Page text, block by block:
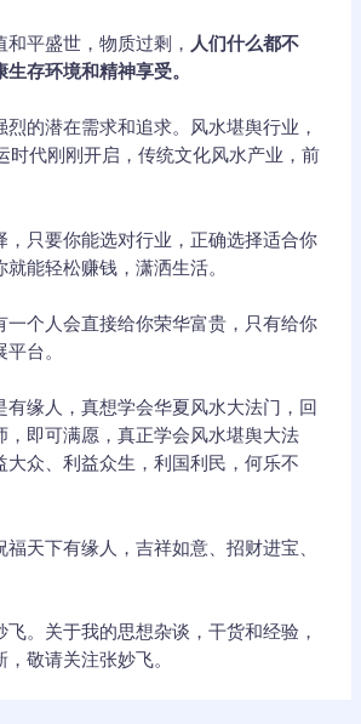
平盛世，物质过剩， 人们什么都不
存环境和精神享受。
的潜在需求和追求。风水堪舆行业，
时代刚刚开启，传统文化风水产业，前
，只要你能选对行业，正确选择适合你
能轻松赚钱，潇洒生活。
一个人会直接给你荣华富贵，只有给你
台。
有缘人，真想学会华夏风水大法门，回
，即可满愿，真正学会风水堪舆大法
大众、利益众生，利国利民，何乐不
天下有缘人，吉祥如意、招财进宝、
。关于我的思想杂谈，干货和经验，
敬请关注张妙飞。